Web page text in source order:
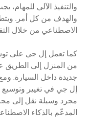
والتنفيذ الآلي
والهدف من كل أمر.
الاصطناعي من خلال
كما تعمل إل جي على
من المنزل إلى الطريق
جديدة داخل السيارة.
إل جي في تغيير وتوسيع
مجرد وسيلة نقل إلى
المدعّم بالذكاء